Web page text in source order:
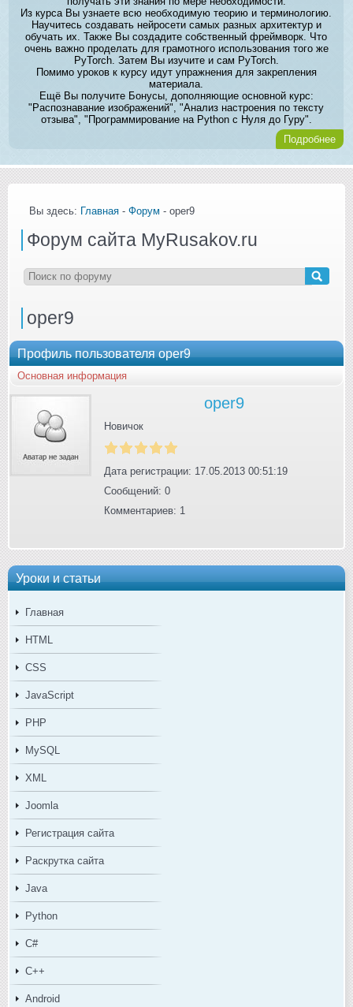
Из курса Вы узнаете всю необходимую теорию и терминологию.
Научитесь создавать нейросети самых разных архитектур и
обучать их. Также Вы создадите собственный фреймворк. Что
очень важно проделать для грамотного использования того же
PyTorch. Затем Вы изучите и сам PyTorch.
Помимо уроков к курсу идут упражнения для закрепления
материала.
Ещё Вы получите Бонусы, дополняющие основной курс:
"Распознавание изображений", "Анализ настроения по тексту
отзыва", "Программирование на Python с Нуля до Гуру".
Подробнее
Уроки и статьи
Главная
HTML
CSS
JavaScript
PHP
MySQL
XML
Joomla
Регистрация сайта
Раскрутка сайта
Java
Python
C#
C++
Android
Вы здесь: Главная - Форум - oper9
Форум сайта MyRusakov.ru
oper9
Профиль пользователя oper9
Основная информация
oper9
Новичок
Дата регистрации: 17.05.2013 00:51:19
Сообщений: 0
Комментариев: 1